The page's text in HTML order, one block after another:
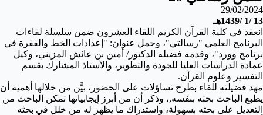
29/02/2024
13 /1 /1439هـ
انعقد في كلية القرآن الكريم اللقاء العشرون ضمن سلسلة لقاءات
البرنامج العلمي "رسالتي"، وحمل عنوان: "إعدادات الخط والفقرة في
برنامج وورد"، وقدمه فضيلة الدكتور/ أمين بن عائش المزيني، وكيل
عمادة الدراسات العليا للجودة والتطوير، والأستاذ المشارك بقسم
التفسير وعلوم القرآن.
مهد فضيلته للقاء بطرح تساؤلات على الحضور، بيَّن من خلالها أهمية أن
يطبع الباحث بحثه بنفسه,، وذكر أن من أبرز إيجابياتها تمكن الباحث من
التعديل على بحثه بسهولة، واستدراك ما يظهر له من خلل في بحثه